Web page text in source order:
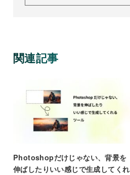
関連記事
Photoshopだけじゃない、背景を
伸ばしたりいい感じで生成してくれ